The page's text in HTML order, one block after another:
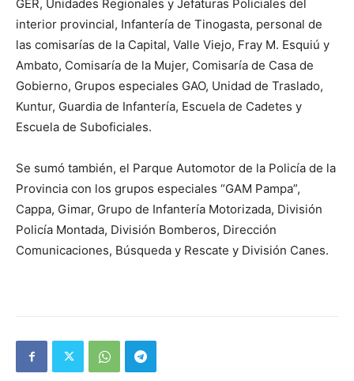
GER, Unidades Regionales y Jefaturas Policiales del
interior provincial, Infantería de Tinogasta, personal de
las comisarías de la Capital, Valle Viejo, Fray M. Esquiú y
Ambato, Comisaría de la Mujer, Comisaría de Casa de
Gobierno, Grupos especiales GAO, Unidad de Traslado,
Kuntur, Guardia de Infantería, Escuela de Cadetes y
Escuela de Suboficiales.
Se sumó también, el Parque Automotor de la Policía de la
Provincia con los grupos especiales “GAM Pampa”,
Cappa, Gimar, Grupo de Infantería Motorizada, División
Policía Montada, División Bomberos, Dirección
Comunicaciones, Búsqueda y Rescate y División Canes.